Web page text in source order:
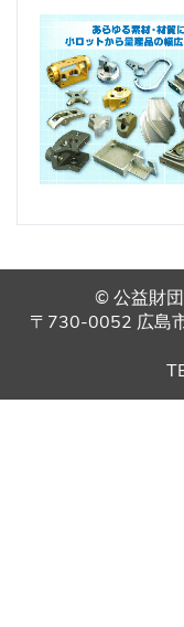
© 公益財
〒730-0052 広島